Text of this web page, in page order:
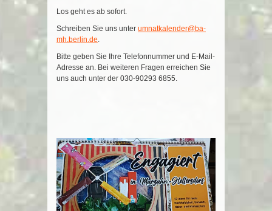
Los geht es ab sofort.
Schreiben Sie uns unter umnatkalender@ba-
mh.berlin.de.
Bitte geben Sie Ihre Telefonnummer und E-Mail-
Adresse an. Bei weiteren Fragen erreichen Sie
uns auch unter der 030-90293 6855.